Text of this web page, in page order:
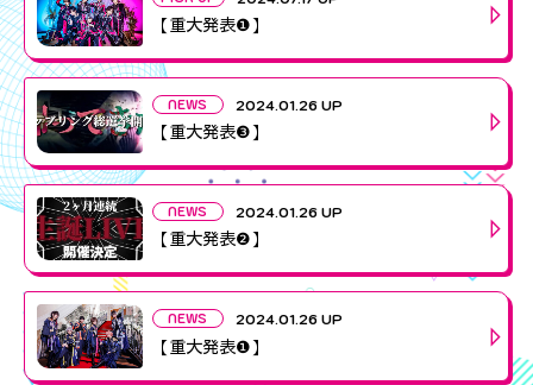
【重大発表❶】
NEWS 2024.01.26 UP
【重大発表❸】
NEWS 2024.01.26 UP
【重大発表❷】
NEWS 2024.01.26 UP
【重大発表❶】